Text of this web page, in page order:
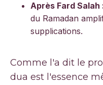
Après Fard Salah
du Ramadan
supplications.
Comme l'a dit le
dua est l'essence